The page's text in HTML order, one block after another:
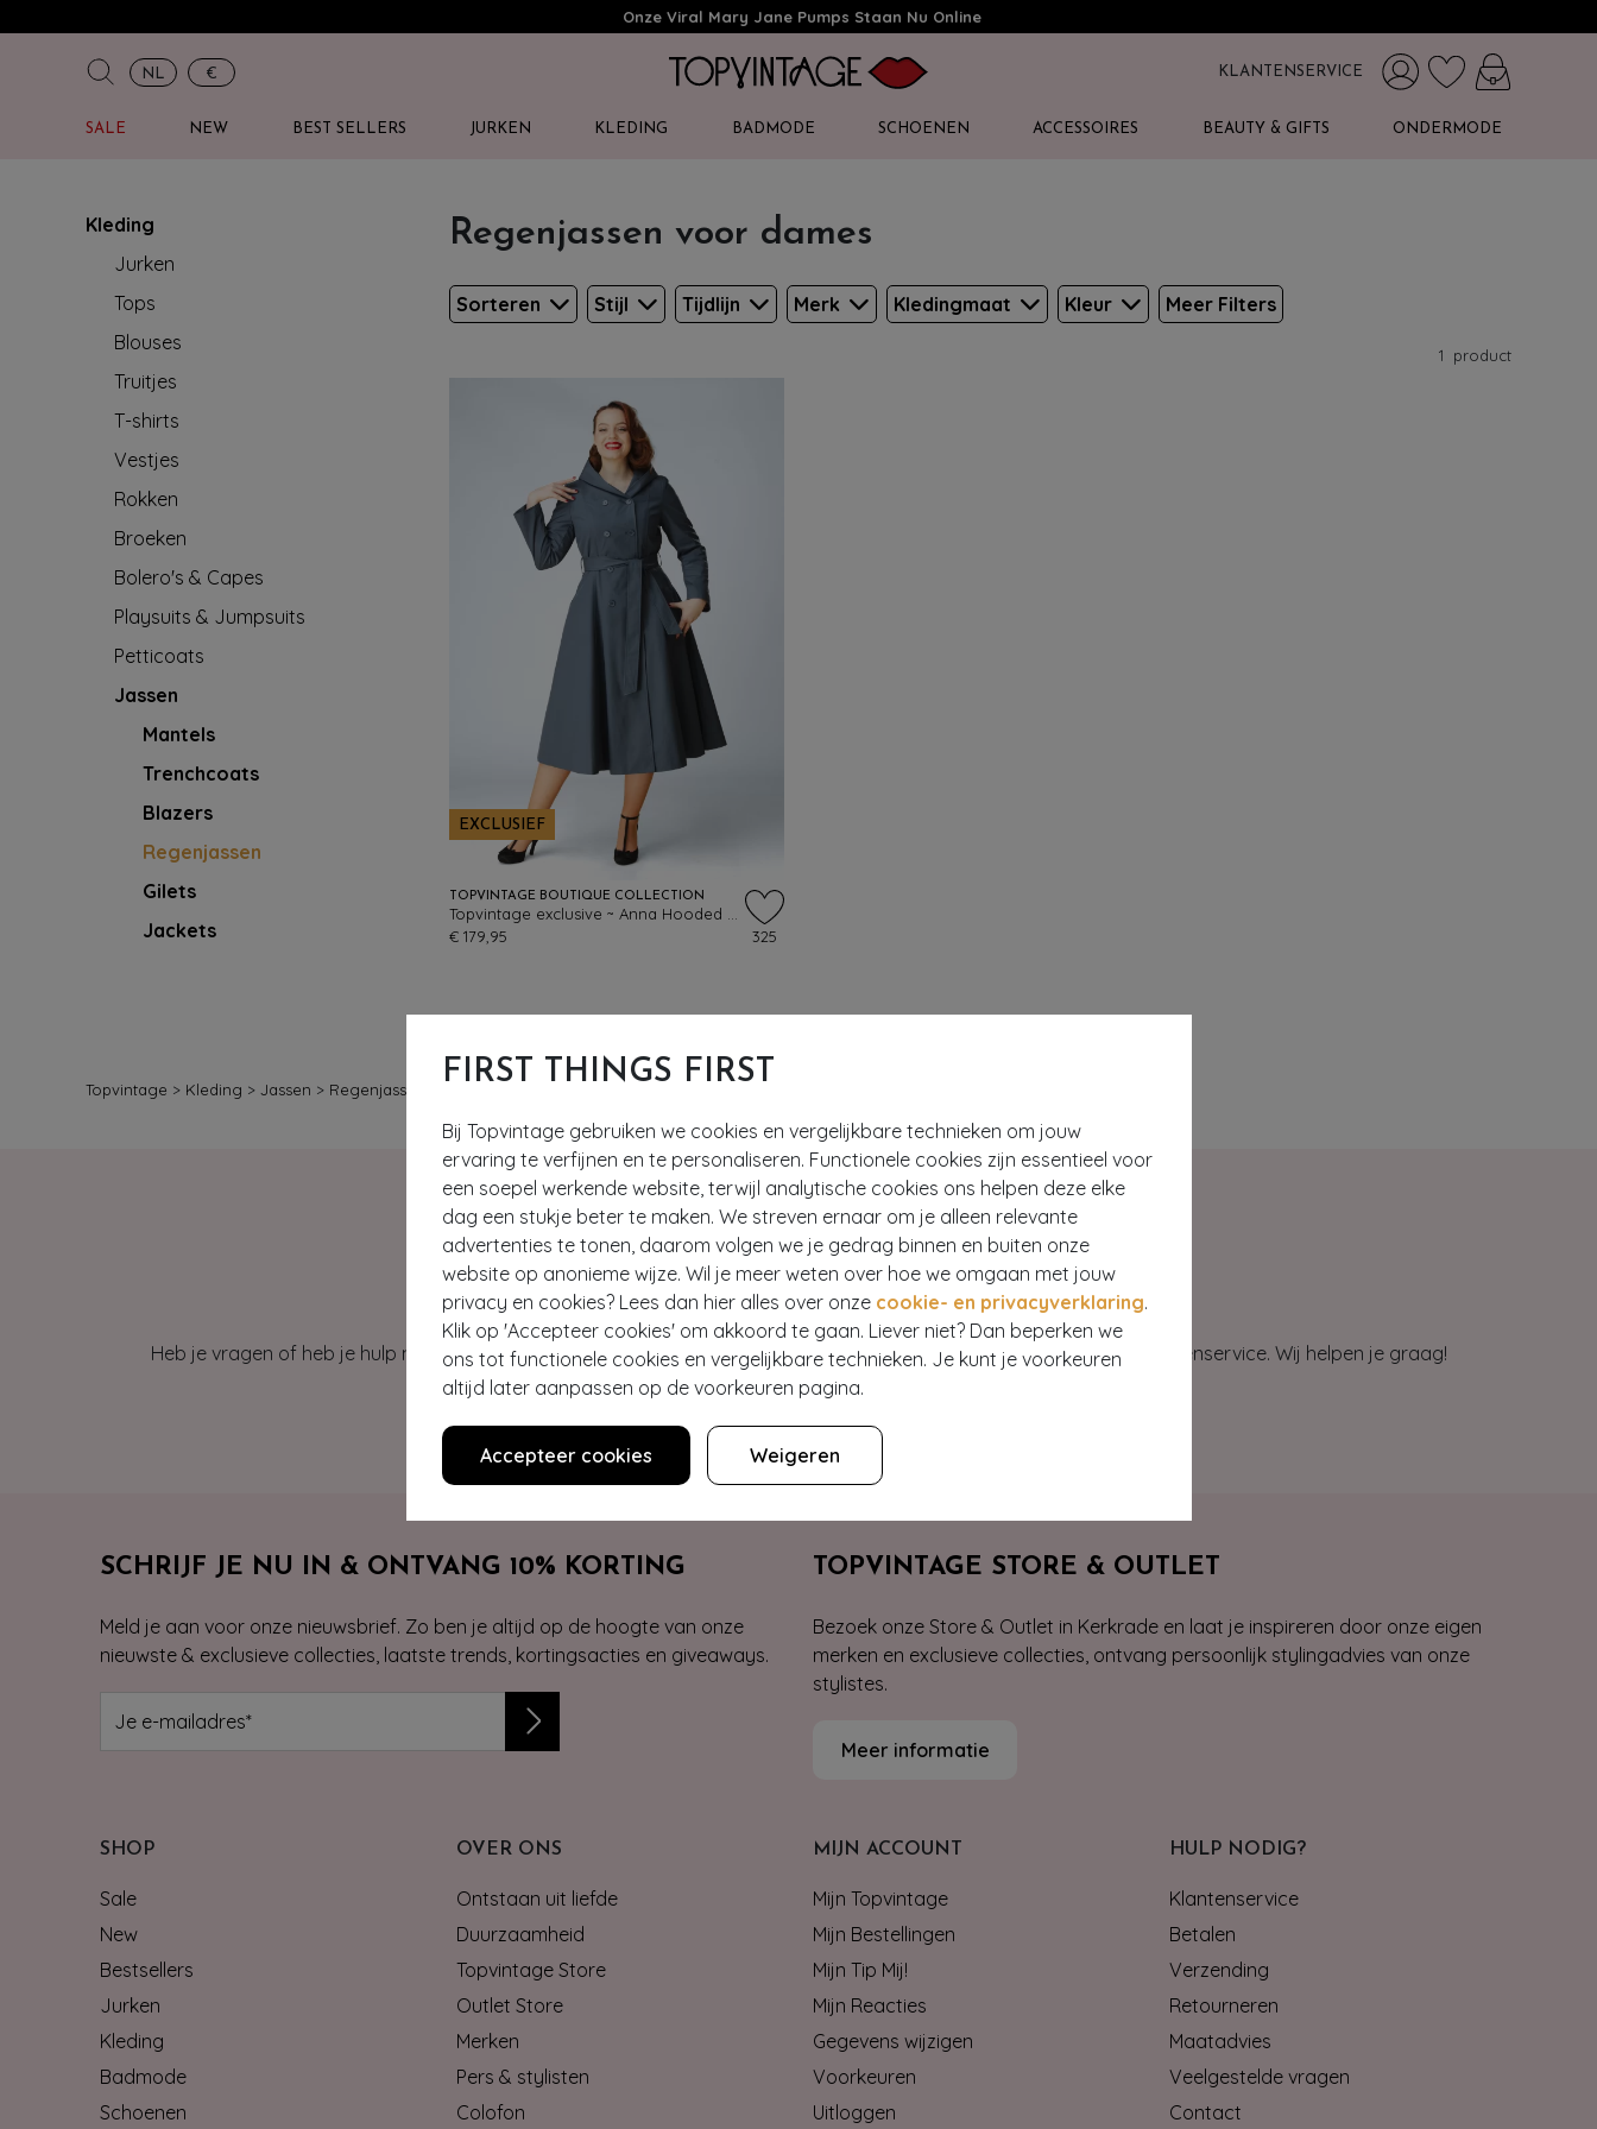
FIRST THINGS FIRST
Bij Topvintage gebruiken we cookies en vergelijkbare technieken om jouw
ervaring te verfijnen en te personaliseren. Functionele cookies zijn essentieel voor
een soepel werkende website, terwijl analytische cookies ons helpen deze elke
dag een stukje beter te maken. We streven ernaar om je alleen relevante
advertenties te tonen, daarom volgen we je gedrag binnen en buiten onze
website op anonieme wijze. Wil je meer weten over hoe we omgaan met jouw
privacy en cookies? Lees dan hier alles over onze cookie- en privacyverklaring.
Klik op 'Accepteer cookies' om akkoord te gaan. Liever niet? Dan beperken we
ons tot functionele cookies en vergelijkbare technieken. Je kunt je voorkeuren
altijd later aanpassen op de voorkeuren pagina.
Accepteer cookies Weigeren
Onze Viral Mary Jane Pumps Staan Nu Online
NL € KLANTENSERVICE
SALE NEW BEST SELLERS JURKEN KLEDING BADMODE SCHOENEN ACCESSOIRES BEAUTY & GIFTS ONDERMODE
Kleding
Jurken
Tops
Blouses
Truitjes
T-shirts
Vestjes
Rokken
Broeken
Bolero's & Capes
Playsuits & Jumpsuits
Petticoats
Jassen
Mantels
Trenchcoats
Blazers
Regenjassen
Gilets
Jackets
Regenjassen voor dames
Sorteren Stijl Tijdlijn Merk Kledingmaat Kleur Meer Filters
1 product
EXCLUSIEF
TOPVINTAGE BOUTIQUE COLLECTION
€ 179,95
325
Topvintage > Kleding > Jassen > Regenjassen
Hey gorgeous
Heb je vragen of heb je hulp nodig bij je bestelling? Lees onze veelgestelde vragen of neem contact op met onze klantenservice. Wij helpen je graag!
SCHRIJF JE NU IN & ONTVANG 10% KORTING
Meld je aan voor onze nieuwsbrief. Zo ben je altijd op de hoogte van onze
nieuwste & exclusieve collecties, laatste trends, kortingsacties en giveaways.
TOPVINTAGE STORE & OUTLET
Bezoek onze Store & Outlet in Kerkrade en laat je inspireren door onze eigen
merken en exclusieve collecties, ontvang persoonlijk stylingadvies van onze
stylistes.
Meer informatie
SHOP
Sale
New
Bestsellers
Jurken
Kleding
Badmode
Schoenen
OVER ONS
Ontstaan uit liefde
Duurzaamheid
Topvintage Store
Outlet Store
Merken
Pers & stylisten
Colofon
MIJN ACCOUNT
Mijn Topvintage
Mijn Bestellingen
Mijn Tip Mij!
Mijn Reacties
Gegevens wijzigen
Voorkeuren
Uitloggen
HULP NODIG?
Klantenservice
Betalen
Verzending
Retourneren
Maatadvies
Veelgestelde vragen
Contact